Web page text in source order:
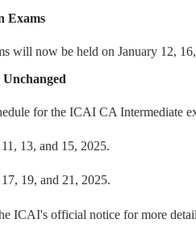
Exams
will now be held on January 12,
for the ICAI CA Intermediate
13, and 15, 2025.
19, and 21, 2025.
ICAI's official notice for more